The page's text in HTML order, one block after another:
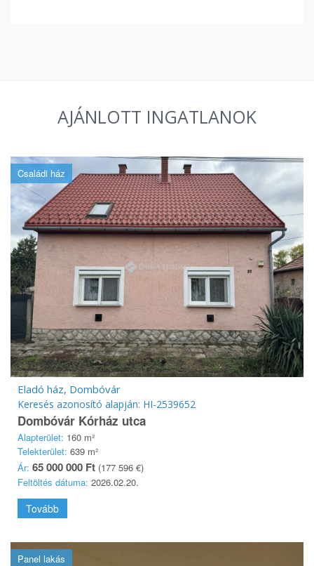
AJÁNLOTT INGATLANOK
Családi ház
Eladó ház, Dombóvár
Keresés azonosító alapján: HI-2539652
Dombóvár Kórház utca
Alapterület: 160 m²
Telekterület: 639 m²
Ár: 65 000 000 Ft (177 596 €)
Feltöltés dátuma: 2026.02.20.
Tovább
Panel lakás